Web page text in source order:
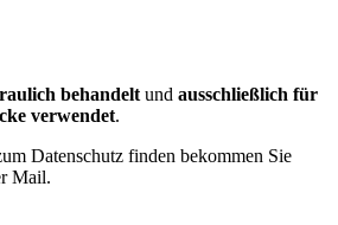
behandeltund ausschließlich für
verwendet.
Datenschutz finden bekommen Sie
Mail.